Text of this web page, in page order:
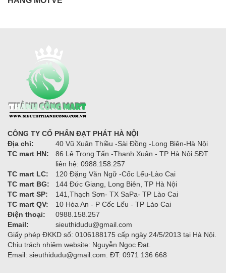
CÔNG TY CỔ PHẨN ĐẠT PHÁT HÀ NỘI
Địa chỉ:
40 Vũ Xuân Thiều -Sài Đồng -Long Biên-Hà Nội
TC mart HN:
86 Lê Trọng Tấn -Thanh Xuân - TP Hà Nội SĐT
liên hệ: 0988.158.257
TC mart LC:
120 Đặng Văn Ngữ -Cốc Lếu-Lào Cai
TC mart BG:
144 Đức Giang, Long Biên, TP Hà Nội
TC mart SP:
141,Thạch Sơn- TX SaPa- TP Lào Cai
TC mart QV:
10 Hòa An - P Cốc Lếu - TP Lào Cai
Điện thoại:
0988.158.257
Email:
sieuthidudu@gmail.com
Giấy phép ĐKKD số: 0106188175 cấp ngày 24/5/2013 tại Hà Nội.
Chịu trách nhiệm website: Nguyễn Ngọc Đạt.
Email: sieuthidudu@gmail.com. ĐT: 0971 136 668